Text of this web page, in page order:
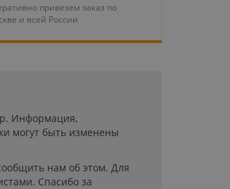
привезем заказ по
и всей России
Информация,
могут быть изменены
нам об этом. Для
Спасибо за